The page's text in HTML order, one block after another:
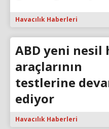
Havacılık Haberleri
ABD yeni nesil
araçlarının
testlerine
ediyor
Havacılık Haberleri